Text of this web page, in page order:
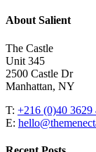
About Salient
The Castle
Unit 345
2500 Castle Dr
Manhattan, NY
T: +216 (0)40 3629
E: